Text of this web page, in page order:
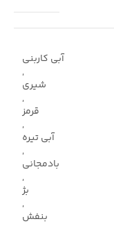
آبی کاربنی
,
شیری
,
قرمز
,
آبی تیره
,
بادمجانی
,
بژ
,
بنفش